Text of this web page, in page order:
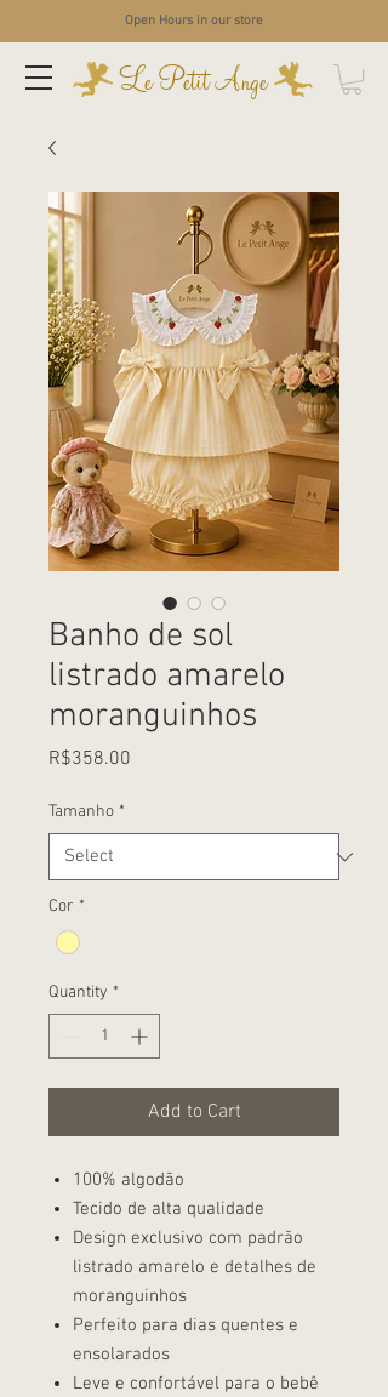
Open Hours in our store
Le Petit Ange
Banho de sol
listrado amarelo
moranguinhos
R$358.00
Tamanho *
Cor *
Quantity *
Add to Cart
100% algodão
Tecido de alta qualidade
Design exclusivo com padrão
listrado amarelo e detalhes de
moranguinhos
Perfeito para dias quentes e
ensolarados
Leve e confortável para o bebê